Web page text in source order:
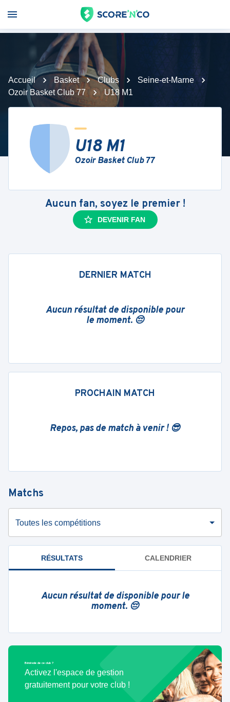
Accueil Basket Clubs
Seine-et-Marne
Ozoir Basket Club 77
U18 M1
U18 M1
Ozoir Basket Club 77
Aucun fan, soyez le premier !
DEVENIR FAN
DERNIER MATCH
Aucun résultat de disponible pour
le moment. 😔
PROCHAIN MATCH
Repos, pas de match à venir ! 😎
Matchs
Toutes les compétitions
RÉSULTATS CALENDRIER
Aucun résultat de disponible pour le
moment. 😔
Bénévole de ce club ?
Activez l'espace de gestion
gratuitement pour votre club !